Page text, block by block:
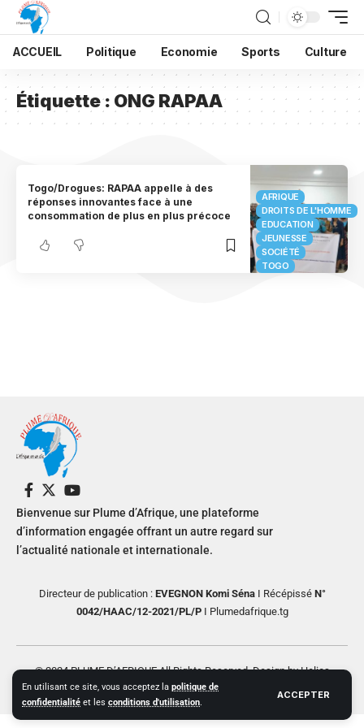
En utilisant ce site, vous acceptez la politique de
confidentialité et les conditions d'utilisation.
ACCEPTER
ACCUEIL Politique Economie Sports Culture
Étiquette : ONG RAPAA
AFRIQUE
DROITS DE L'HOMME
EDUCATION
JEUNESSE
SOCIÉTÉ
TOGO
Togo/Drogues: RAPAA appelle à des
réponses innovantes face à une
consommation de plus en plus précoce
Bienvenue sur Plume d’Afrique, une plateforme
d’information engagée offrant un autre regard sur
l’actualité nationale et internationale.
Directeur de publication : EVEGNON Komi SénaI RécépisséN°
0042/HAAC/12-2021/PL/PI Plumedafrique.tg
© 2024 PLUME D’AFRIQUE All Rights Reserved. Design by Helios
Creative